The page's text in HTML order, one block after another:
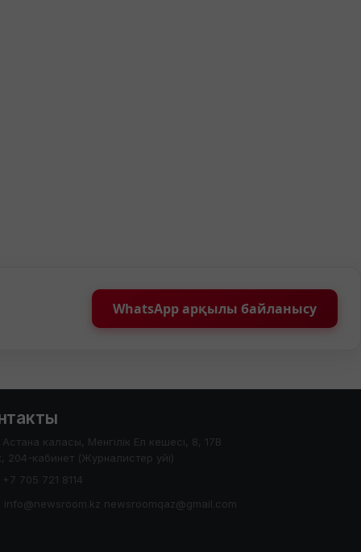
WhatsApp арқылы байланысу
Астана каласы, Менгілік Ел кешесі, 8, 17В
204-кабинет (Журналистер уйі)
+7 705 721 8114
info@newsroom.kz newsroomqaz@gmail.com